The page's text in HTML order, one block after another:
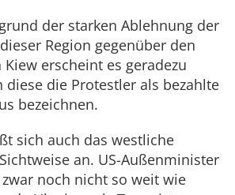
der starken Ablehnung der
Region gegenüber den
erscheint es geradezu
diese die Protestler als bezahlte
bezeichnen.
sich auch das westliche
an. US-Außenminister
zwar noch nicht so weit wie